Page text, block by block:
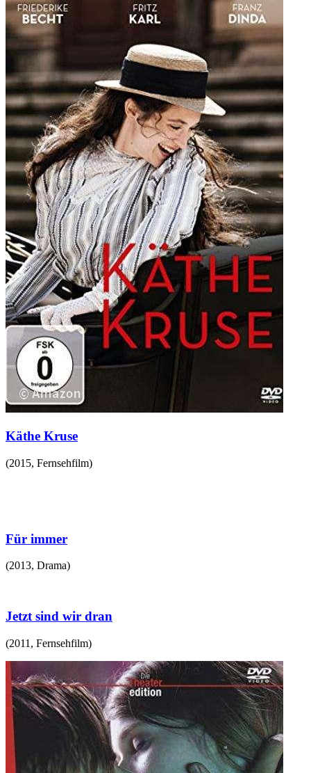
Käthe Kruse
(2015, Fernsehfilm)
Für immer
(2013, Drama)
Jetzt sind wir dran
(2011 , Fernsehfilm)